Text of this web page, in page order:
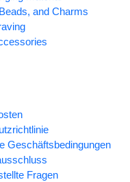
and Charms
Geschäftsbedingungen
Fragen